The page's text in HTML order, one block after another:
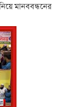
মানববন্ধনের